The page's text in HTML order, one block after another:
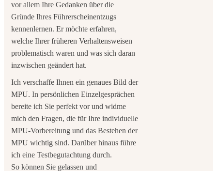
vor allem Ihre Gedanken über die
Gründe Ihres Führerscheinentzugs
kennenlernen. Er möchte erfahren,
welche Ihrer früheren Verhaltensweisen
problematisch waren und was sich daran
inzwischen geändert hat.
Ich verschaffe Ihnen ein genaues Bild der
MPU. In persönlichen Einzelgesprächen
bereite ich Sie perfekt vor und widme
mich den Fragen, die für Ihre individuelle
MPU-Vorbereitung und das Bestehen der
MPU wichtig sind. Darüber hinaus führe
ich eine Testbegutachtung durch.
So können Sie gelassen und